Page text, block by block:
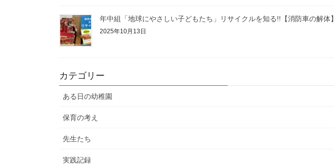
年中組「地球にやさしい子どもたち」リサイクルを知る!!【消防車の解体】
2025年10月13日
カテゴリー
ある日の幼稚園
保育の考え
先生たち
実践記録